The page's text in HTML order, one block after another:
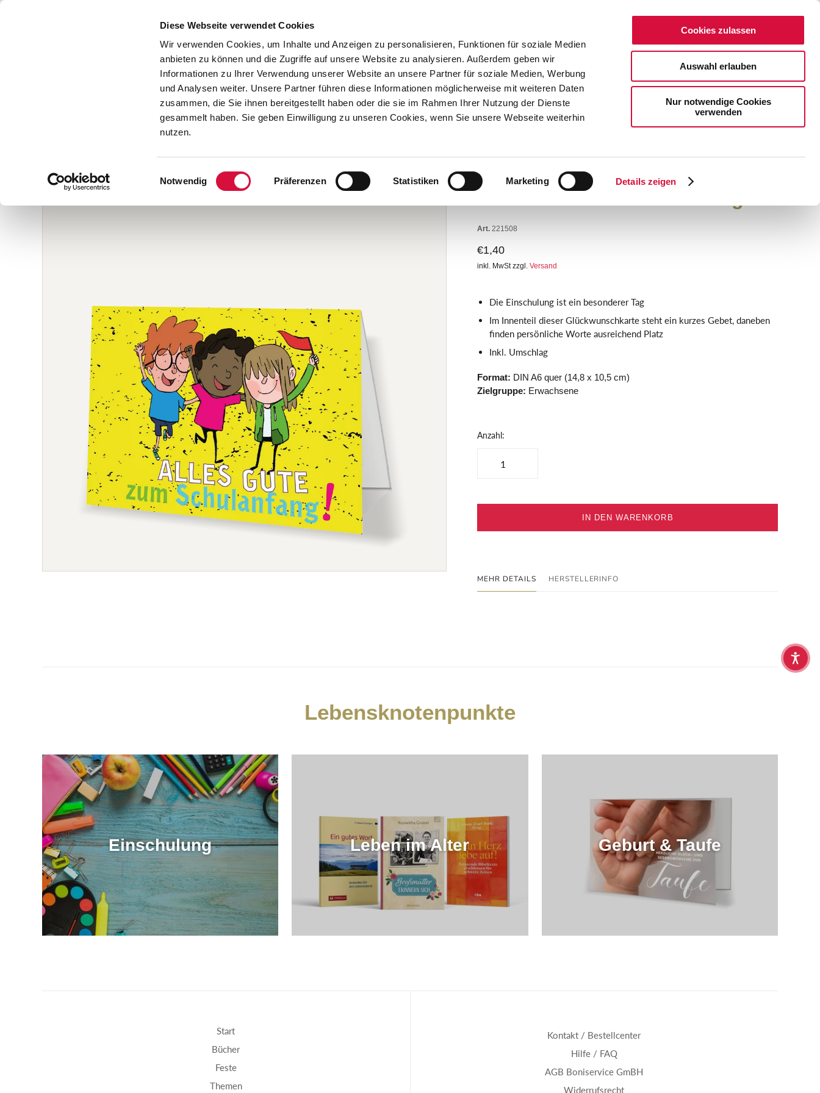
Diese Webseite verwendet Cookies
Wir verwenden Cookies, um Inhalte und Anzeigen zu personalisieren, Funktionen für soziale Medien
anbieten zu können und die Zugriffe auf unsere Website zu analysieren. Außerdem geben wir
Informationen zu Ihrer Verwendung unserer Website an unsere Partner für soziale Medien, Werbung
und Analysen weiter. Unsere Partner führen diese Informationen möglicherweise mit weiteren Daten
zusammen, die Sie ihnen bereitgestellt haben oder die sie im Rahmen Ihrer Nutzung der Dienste
gesammelt haben. Sie geben Einwilligung zu unseren Cookies, wenn Sie unsere Webseite weiterhin
nutzen.
Einwilligungsauswahl
Notwendig Präferenzen Statistiken Marketing Details zeigen
Cookies zulassen
Auswahl erlauben
Nur notwendige Cookies
verwenden
START BÜCHER FESTE THEMEN GENUSSWELT LEBENSKNOTENPUNKTE
SALE
KLAPPKARTE:
Alles Gute zum Schulanfang!
Art.221508
€1,40
inkl. MwSt zzgl.Versand
Die Einschulung ist ein besonderer Tag
Im Innenteil dieser Glückwunschkarte steht ein kurzes Gebet, daneben
finden persönliche Worte ausreichend Platz
Inkl. Umschlag
Format: DIN A6 quer (14,8 x 10,5 cm)
Zielgruppe: Erwachsene
Anzahl:
IN DEN WARENKORB
MEHR DETAILS HERSTELLERINFO
Lebensknotenpunkte
Einschulung Leben im Alter Geburt & Taufe
Start
Bücher
Feste
Themen
Kontakt / Bestellcenter
Hilfe / FAQ
AGB Boniservice GmBH
Widerrufsrecht